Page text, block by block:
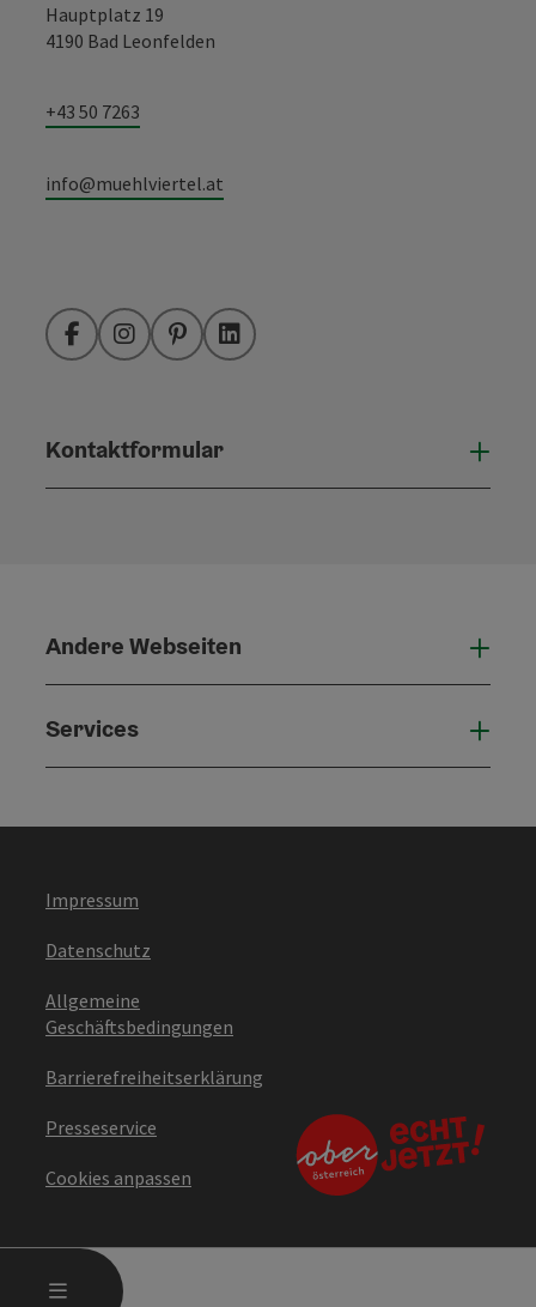
MENÜ
Hauptplatz 19
4190 Bad Leonfelden
+43 50 7263
info@muehlviertel.at
FacebookInstagramPinterestLinkedIn
Kontaktformular
Andere Webseiten
Services
Impressum
Datenschutz
Allgemeine
Geschäftsbedingungen
Barrierefreiheitserklärung
Presseservice
Cookies anpassen